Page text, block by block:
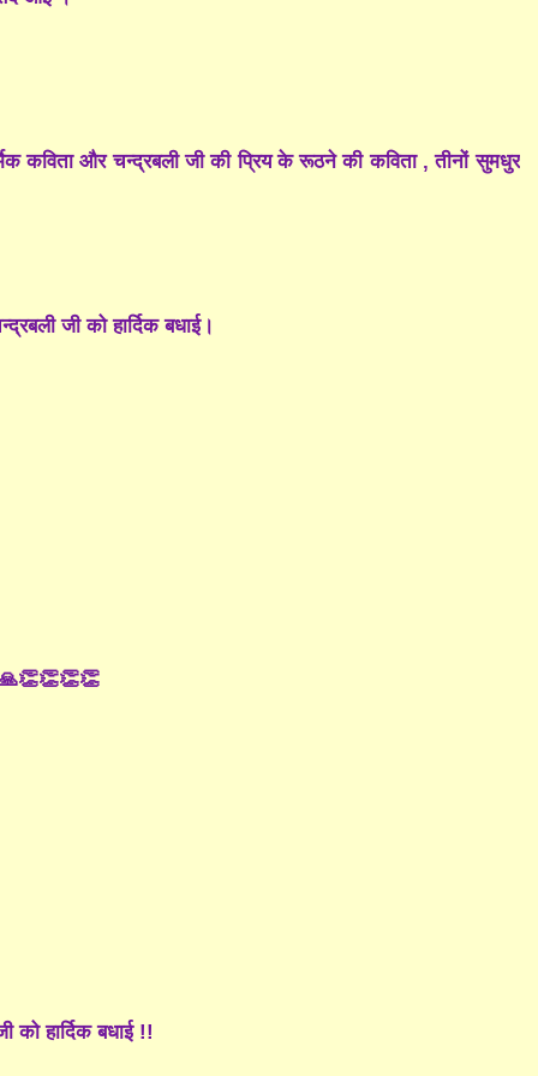
कविता और चन्द्रबली जी की प्रिय के रूठने की कविता , तीनों सुमधुर
जी को हार्दिक बधाई।
को हार्दिक बधाई !!